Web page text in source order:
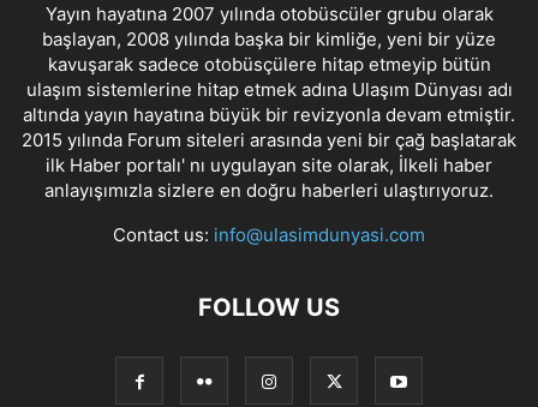
Yayın hayatına 2007 yılında otobüscüler grubu olarak
başlayan, 2008 yılında başka bir kimliğe, yeni bir yüze
kavuşarak sadece otobüsçülere hitap etmeyip bütün
ulaşım sistemlerine hitap etmek adına Ulaşım Dünyası adı
altında yayın hayatına büyük bir revizyonla devam etmiştir.
2015 yılında Forum siteleri arasında yeni bir çağ başlatarak
ilk Haber portalı' nı uygulayan site olarak, İlkeli haber
anlayışımızla sizlere en doğru haberleri ulaştırıyoruz.
Contact us: info@ulasimdunyasi.com
FOLLOW US